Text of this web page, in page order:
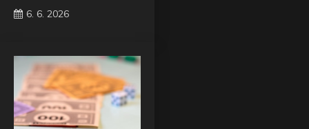
6. 6. 2026